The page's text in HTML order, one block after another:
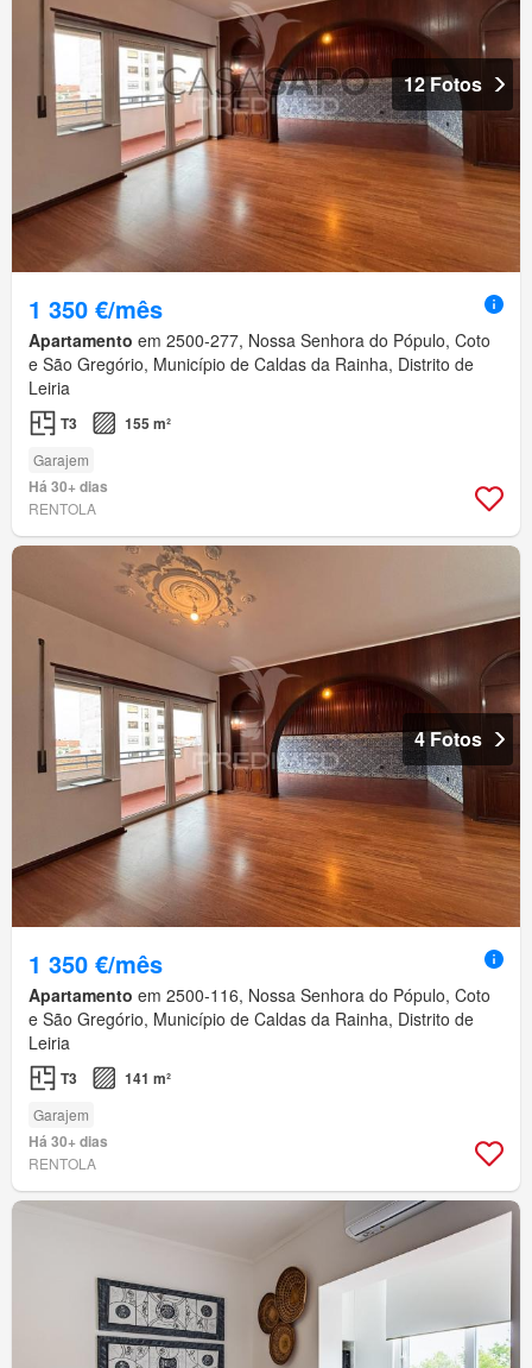
12 Fotos
1 350 €/mês
Apartamento em 2500-277, Nossa Senhora do Pópulo, Coto
e São Gregório, Município de Caldas da Rainha, Distrito de
Leiria
T3 155 m²
Garajem
Há 30+ dias
RENTOLA
4 Fotos
1 350 €/mês
Apartamento em 2500-116, Nossa Senhora do Pópulo, Coto
e São Gregório, Município de Caldas da Rainha, Distrito de
Leiria
T3 141 m²
Garajem
Há 30+ dias
RENTOLA